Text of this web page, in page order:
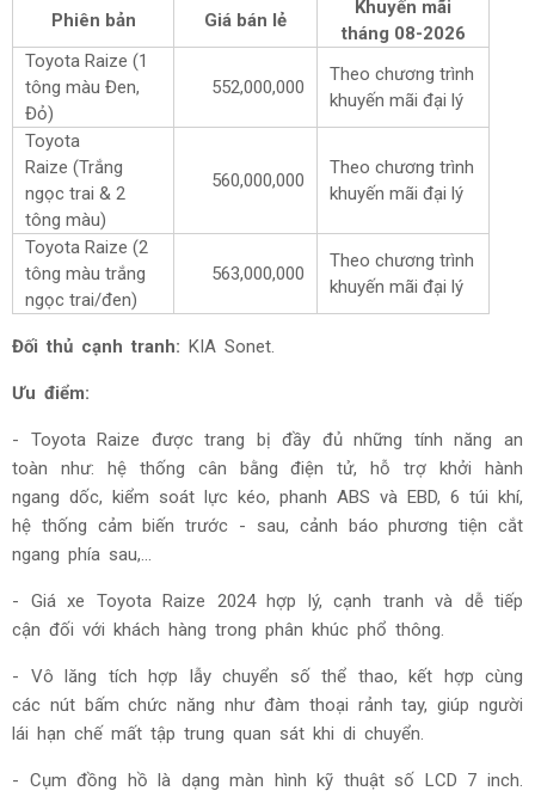
Phiên bản Giá bán lẻ
Khuyến mãi
tháng 08-2026
Toyota Raize (1
tông màu Đen,
Đỏ)
552,000,000
Theo chương trình
khuyến mãi đại lý
Toyota
Raize (Trắng
ngọc trai & 2
tông màu)
560,000,000
Theo chương trình
khuyến mãi đại lý
Toyota Raize (2
tông màu trắng
ngọc trai/đen)
563,000,000
Theo chương trình
khuyến mãi đại lý
Đối thủ cạnh tranh: KIA Sonet.
Ưu điểm:
- Toyota Raize được trang bị đầy đủ những tính năng an
toàn như: hệ thống cân bằng điện tử, hỗ trợ khởi hành
ngang dốc, kiểm soát lực kéo, phanh ABS và EBD, 6 túi khí,
hệ thống cảm biến trước - sau, cảnh báo phương tiện cắt
ngang phía sau,...
- Giá xe Toyota Raize 2024 hợp lý, cạnh tranh và dễ tiếp
cận đối với khách hàng trong phân khúc phổ thông.
- Vô lăng tích hợp lẫy chuyển số thể thao, kết hợp cùng
các nút bấm chức năng như đàm thoại rảnh tay, giúp người
lái hạn chế mất tập trung quan sát khi di chuyển.
- Cụm đồng hồ là dạng màn hình kỹ thuật số LCD 7 inch.